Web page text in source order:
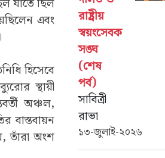
যাতে ছিল
এবং
হিসেবে
স্থায়ী
অঞ্চল,
বাস্তবায়ন
তাঁরা অংশ
রাষ্ট্রীয়
স্বয়ংসেবক
সঙ্ঘ
(শেষ
পর্ব)
সাবিত্রী
রাভা
১৩-জুলাই-২০২৬